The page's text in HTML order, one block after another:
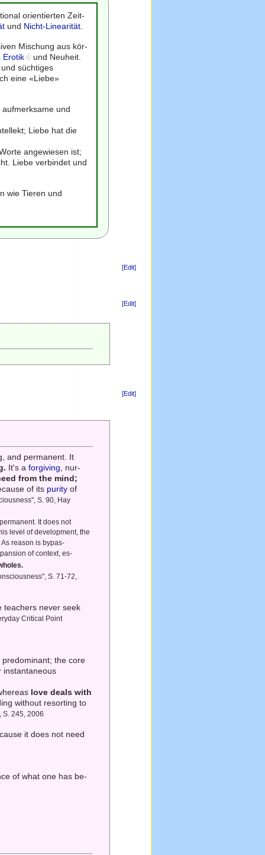
orientierten Zeit-
und Nicht-Linearität.
Mischung aus kör-
Erotik
und Neuheit.
süchtiges
eine «Liebe»
und
Liebe hat die
angewiesen ist;
Liebe verbindet und
wie Tieren und
[Edit]
[Edit]
[Edit]
and permanent. It
It's aforgiving , nur-
from the mind;
of its purity of
S. 90, Hay
It does not
level of development, the
reason is bypas-
of context, es-
S. 71-72,
teachers never seek
Critical Point
predominant; the core
instantaneous
love deals with
without resorting to
, S. 245, 2006
it does not need
of what one has be-